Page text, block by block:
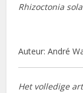
Rhizoctonia
Auteur: André
Het volledige